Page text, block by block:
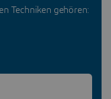
Techniken gehören: